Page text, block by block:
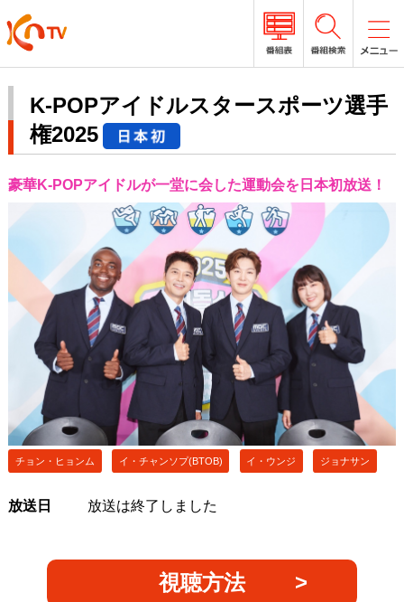
K-POPアイドルスタースポーツ選手
権2025
豪華K-POPアイドルが一堂に会した運動会を日本初放送！
チョン・ヒョンム イ・チャンソプ(BTOB) イ・ウンジ ジョナサン
放送日 放送は終了しました
視聴方法